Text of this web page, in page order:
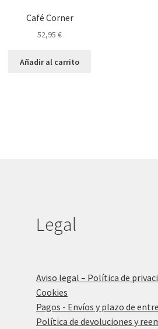
Café Corner
52,95€
Añadir al carrito
Legal
Aviso legal – Política de
Cookies
Pagos - Envíos y plazo de
Política de devoluciones y